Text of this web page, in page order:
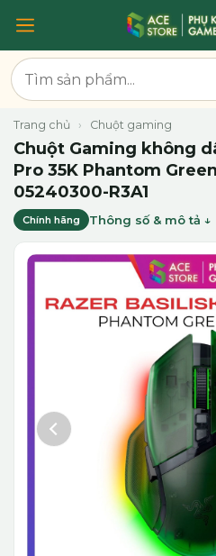
Trang chủ › Chuột gaming
Chuột Gaming không
Pro 35K Phantom
05240300-R3A1
Chính hãng Thông số & mô tả